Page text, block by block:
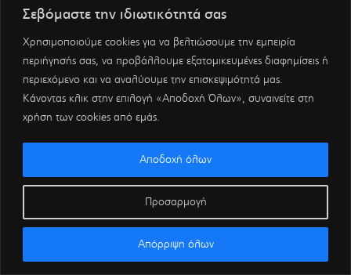
Σεβόμαστε την ιδιωτικότητά σας
Χρησιμοποιούμε cookies για να βελτιώσουμε την εμπειρία
περιήγησής σας, να προβάλλουμε εξατομικευμένες διαφημίσεις ή
περιεχόμενο και να αναλύουμε την επισκεψιμότητά μας.
Κάνοντας κλικ στην επιλογή «Αποδοχή Όλων», συναινείτε στη
χρήση των cookies από εμάς.
Προσαρμογή
Απόρριψη όλων
Αποδοχή όλων